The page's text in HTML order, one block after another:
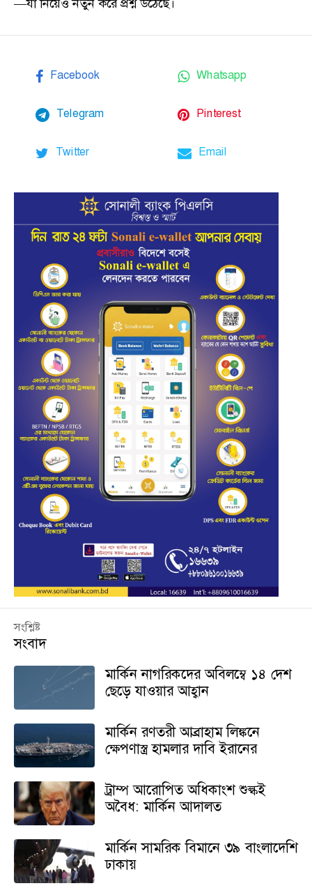
Facebook Whatsapp
Telegram Pinterest
Twitter Email
সংশ্লিষ্ট
সংবাদ
মার্কিন নাগরিকদের অবিলম্বে ১৪ দেশ
ছেড়ে যাওয়ার আহ্বান
মার্কিন রণতরী আব্রাহাম লিঙ্কনে
ক্ষেপণাস্ত্র হামলার দাবি ইরানের
ট্রাম্প আরোপিত অধিকাংশ শুল্কই
অবৈধ: মার্কিন আদালত
মার্কিন সামরিক বিমানে ৩৯ বাংলাদেশি
ঢাকায়